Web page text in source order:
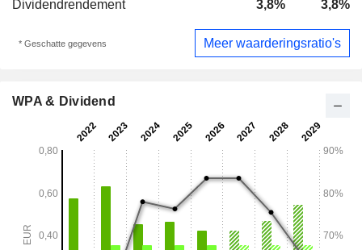
Dividendrendement 3,8% 3,8%
* Geschatte gegevens Meer waarderingsratio's
WPA & Dividend